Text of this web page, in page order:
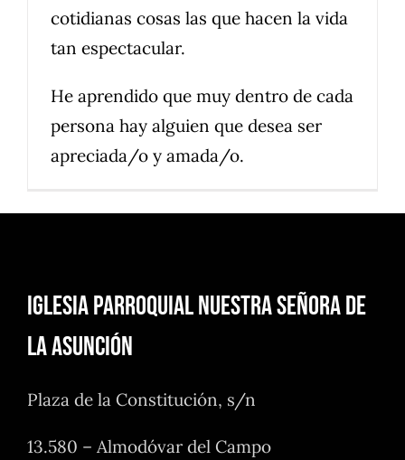
cotidianas cosas las que hacen la vida
tan espectacular.
He aprendido que muy dentro de cada
persona hay alguien que desea ser
apreciada/o y amada/o.
Iglesia Parroquial Nuestra Señora de
la Asunción
Plaza de la Constitución, s/n
13.580 – Almodóvar del Campo